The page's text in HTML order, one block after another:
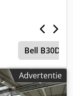
Bell B30D
Advertentie